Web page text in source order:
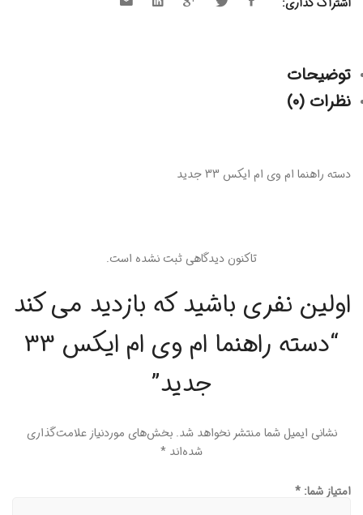
توضیحات
نظرات (0)
دسته راهنما ام وی ام ایکس 33 جدید
تاکنون دیدگاهی ثبت نشده است.
اولین نفری باشید که بازدید می کند
“دسته راهنما ام وی ام ایکس 33
جدید”
نشانی ایمیل شما منتشر نخواهد شد. بخش‌های موردنیاز علامت‌گذاری
شده‌اند *
امتیاز شما: *